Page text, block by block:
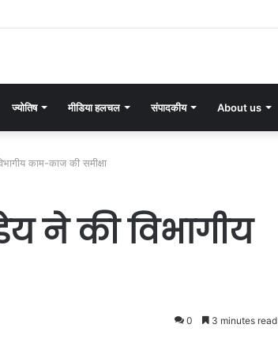
मिलेगी नई रफ्तार, यूनिसेफ के साथ बनी नवाचार आधारित रणनीति
ज्योतिष मीडिया हलचल संपादकीय About us
काम-काज की समीक्षा
ने की विभागीय
0 3 minutes read